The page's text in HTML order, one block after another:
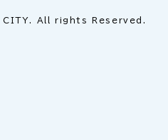
All rights Reserved.